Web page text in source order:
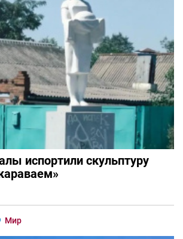
испортили скульптуру
Мир